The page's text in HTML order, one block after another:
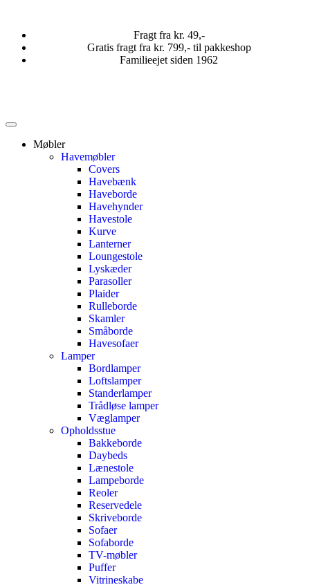
Fragt fra kr. 49,-
Gratis fragt fra kr. 799,- til pakkeshop
Familieejet siden 1962
Møbler
Havemøbler
Covers
Havebænk
Haveborde
Havehynder
Havestole
Kurve
Lanterner
Loungestole
Lyskæder
Parasoller
Plaider
Rulleborde
Skamler
Småborde
Havesofaer
Lamper
Bordlamper
Loftslamper
Standerlamper
Trådløse lamper
Væglamper
Opholdsstue
Bakkeborde
Daybeds
Lænestole
Lampeborde
Reoler
Reservedele
Skriveborde
Sofaer
Sofaborde
TV-møbler
Puffer
Vitrineskabe